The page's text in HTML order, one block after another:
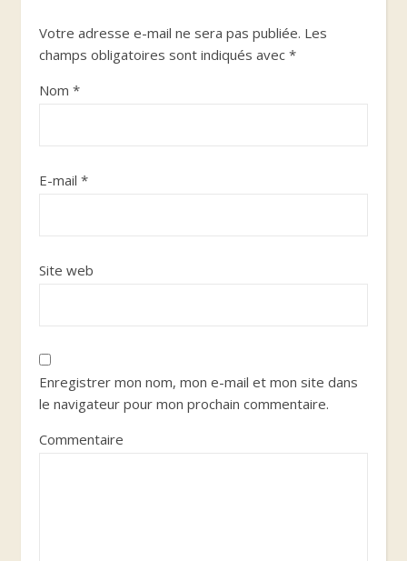
Votre adresse e-mail ne sera pas publiée. Les
champs obligatoires sont indiqués avec *
Nom *
E-mail *
Site web
Enregistrer mon nom, mon e-mail et mon site dans
le navigateur pour mon prochain commentaire.
Commentaire